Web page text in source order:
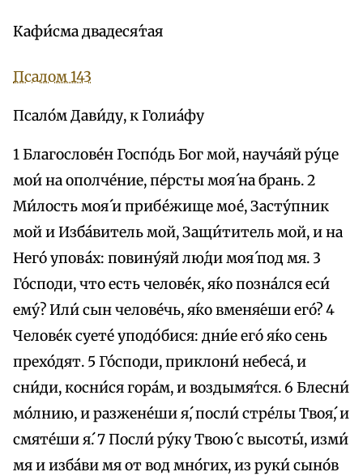
Кафи́сма двадеся́тая
Псалом 143
Псало́м Дави́ду, к Голиа́фу
1 Благослове́н Госпо́дь Бог мой, науча́яй ру́це
мои́ на ополче́ние, пе́рсты моя́ на брань. 2
Ми́лость моя́ и прибе́жище мое́, Засту́пник
мой и Изба́витель мой, Защи́титель мой, и на
Него́ упова́х: повину́яй лю́ди моя́ под мя. 3
Го́споди, что есть челове́к, я́ко позна́лся еси́
eму́? Или́ сын челове́чь, я́ко вменя́еши eгó? 4
Челове́к суете́ уподо́бися: дни́е eго́ я́ко сень
прехо́дят. 5 Го́споди, приклони́ небеса́, и
сни́ди, косни́ся гора́м, и воздымя́тся. 6 Блесни́
мо́лнию, и разжене́ши я́, посли́ стре́лы Твоя́, и
смяте́ши я́. 7 Посли́ ру́ку Твою́ с высоты́, изми́
мя и изба́ви мя от вод мно́гих, из руки́ сыно́в